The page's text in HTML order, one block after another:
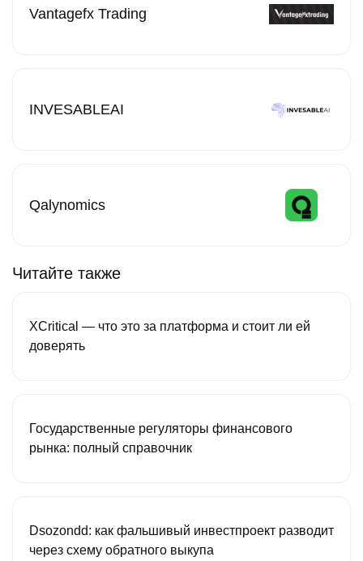
Vantagefx Trading
INVESABLEAI
Qalynomics
Читайте также
XCritical — что это за платформа и стоит ли ей
доверять
Государственные регуляторы финансового
рынка: полный справочник
Dsozondd: как фальшивый инвестпроект разводит
через схему обратного выкупа